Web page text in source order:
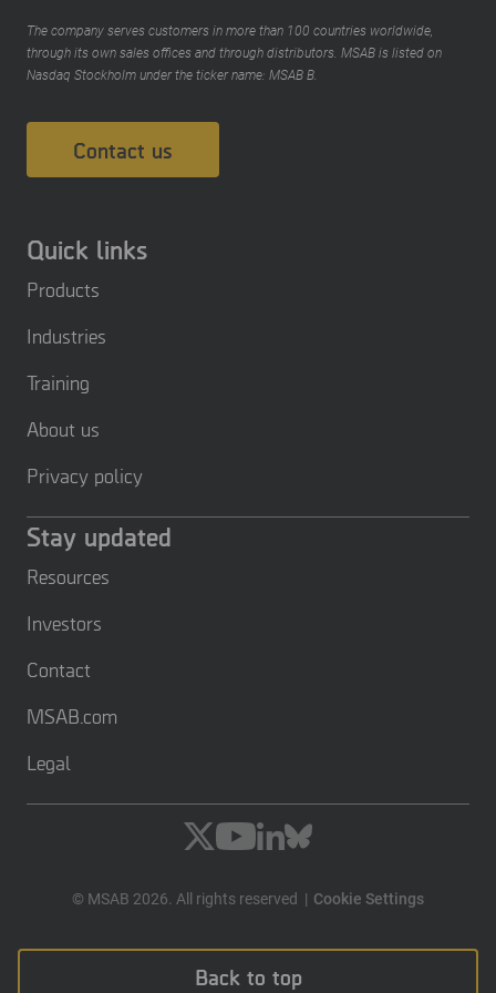
The company serves customers in more than 100 countries worldwide,
through its own sales offices and through distributors. MSAB is listed on
Nasdaq Stockholm under the ticker name: MSAB B.
Contact us
Quick links
Products
Industries
Training
About us
Privacy policy
Stay updated
Resources
Investors
Contact
MSAB.com
Legal
© MSAB 2026. All rights reserved Cookie Settings
Back to top